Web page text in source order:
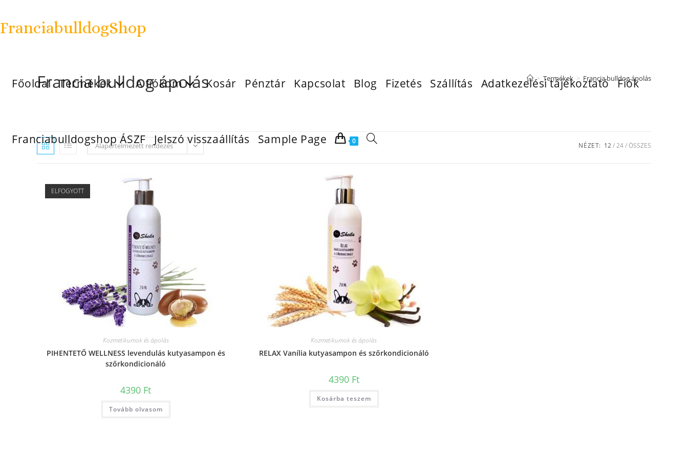
FranciabulldogShop
Főoldal Termékek A fiókom Kosár Pénztár Kapcsolat Blog Fizetés Szállítás Adatkezelési tájékoztató Fiók
Franciabulldogshop ÁSZF Jelszó visszaállítás Sample Page 0
Francia bulldog ápolás > Termékek > Francia bulldog ápolás
Alapértelmezett rendezés NÉZET: 12 24 ÖSSZES
ELFOGYOTT
Kozmetikumok és ápolás
PIHENTETŐ WELLNESS levendulás kutyasampon és
szőrkondicionáló
4390 Ft
Tovább olvasom
Kozmetikumok és ápolás
RELAX Vanília kutyasampon és szőrkondicionáló
4390 Ft
Kosárba teszem